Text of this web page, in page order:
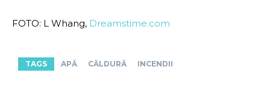
FOTO: L Whang, Dreamstime.com
TAGS APĂ CĂLDURĂ INCENDII